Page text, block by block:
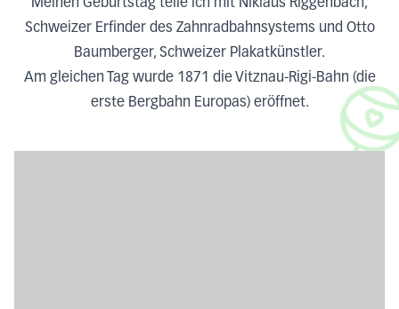
Meinen Geburtstag teile ich mit Niklaus Riggenbach,
Schweizer Erfinder des Zahnradbahnsystems und Otto
Baumberger, Schweizer Plakatkünstler.
Am gleichen Tag wurde 1871 die Vitznau-Rigi-Bahn (die
erste Bergbahn Europas) eröffnet.